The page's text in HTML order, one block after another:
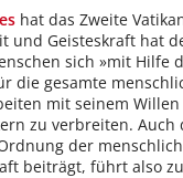
hat das Zweite
und Geisteskraft hat
sich »mit Hilfe
die gesamte
mit seinem
zu verbreiten. Auch
der
beiträgt, führt also